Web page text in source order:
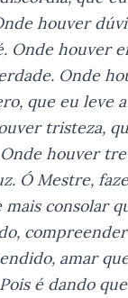
houver
Onde houver
Onde
que eu leve
tristeza,
houver
Ó Mestre,
consolar
amar
é dando